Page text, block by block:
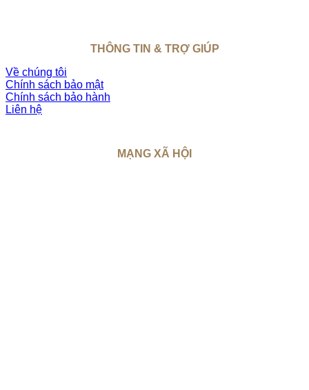
THÔNG TIN & TRỢ GIÚP
Về chúng tôi
Chính sách bảo mật
Chính sách bảo hành
Liên hệ
MẠNG XÃ HỘI